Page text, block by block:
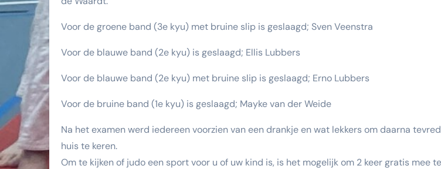
Voor de groene band (3e kyu) met bruine slip is geslaagd; Sven Veenstra
Voor de blauwe band (2e kyu) is geslaagd; Ellis Lubbers
Voor de blauwe band (2e kyu) met bruine slip is geslaagd; Erno Lubbers
Voor de bruine band (1e kyu) is geslaagd; Mayke van der Weide
Na het examen werd iedereen voorzien van een drankje en wat lekkers om daarna
huis te keren.
Om te kijken of judo een sport voor u of uw kind is, is het mogelijk om 2 keer gratis mee